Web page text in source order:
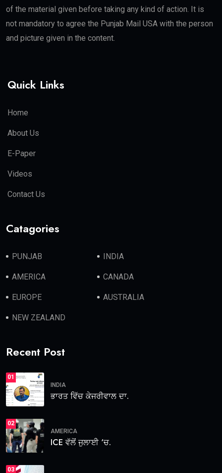
of the material given before taking any kind of action. It is
not mandatory to agree the Punjab Mail USA with the person
and picture given in the content.
Quick Links
Home
About Us
E-Paper
Videos
Contact Us
Catagories
PUNJAB INDIA
AMERICA CANADA
EUROPE AUSTRALIA
NEW ZEALAND
Recent Post
01
INDIA
ਭਾਰਤ ਵਿੱਚ ਕੇਜਰੀਵਾਲ ਦਾ.
02
AMERICA
ICE ਵੱਲੋਂ ਜੁਲਾਈ ‘ਚ.
03